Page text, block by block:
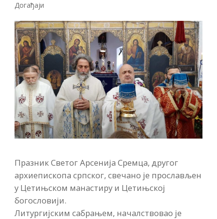
Догађаји
Празник Светог Арсенија Сремца, другог
архиепископа српског, свечано је прослављен
у Цетињском манастиру и Цетињској
богословији.
Литургијским сабрањем, началствовао је